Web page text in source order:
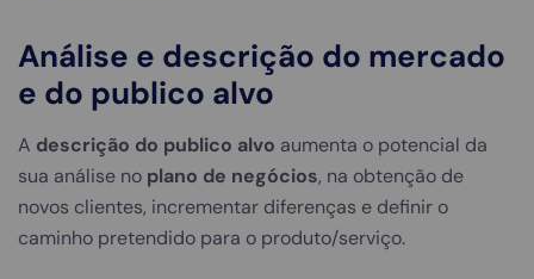
Análise e descrição do mercado
e do publico alvo
A descrição do publico alvo aumenta o potencial da
sua análise no plano de negócios, na obtenção de
novos clientes, incrementar diferenças e definir o
caminho pretendido para o produto/serviço.